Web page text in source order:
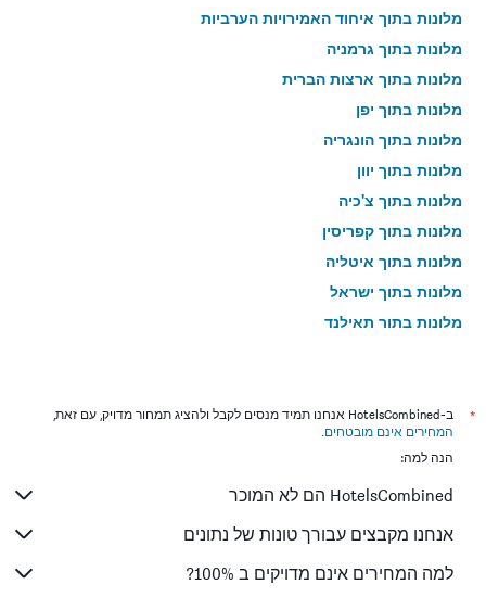
מלונות בתוך איחוד האמירויות הערביות
מלונות בתוך גרמניה
מלונות בתוך ארצות הברית
מלונות בתוך יפן
מלונות בתוך הונגריה
מלונות בתוך יוון
מלונות בתוך צ'כיה
מלונות בתוך קפריסין
מלונות בתוך איטליה
מלונות בתוך ישראל
מלונות בתוך תאילנד
*
ב-HotelsCombined אנחנו תמיד מנסים לקבל ולהציג תמחור מדויק, עם זאת,
המחירים אינם מובטחים.
הנה למה:
HotelsCombined הם לא המוכר
אנחנו מקבצים עבורך טונות של נתונים
למה המחירים אינם מדויקים ב 100%?